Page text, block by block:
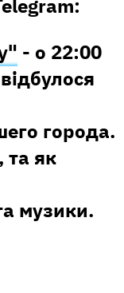
- о 22:00
города.
та як
музики.